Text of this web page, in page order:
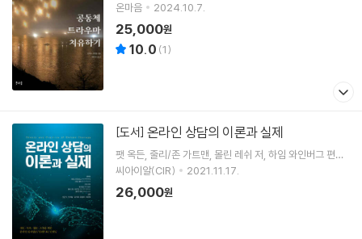
온마음
2024.10.7.
25,000원
10.0 (1)
[도서] 온라인 상담의 이론과 실제
팻 옥든 줄리/존 가트맨 몰린 레쉬 저 하임 와인버그 편저
외 6명
씨아이알(CIR) 2021.11.17.
26,000원